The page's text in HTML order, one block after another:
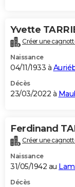
Yvette
Créer une
Naissance
04/11/1933 à
Décès
23/03/2022 à
Ferdinand
Créer une
Naissance
31/05/1942 au
Décès